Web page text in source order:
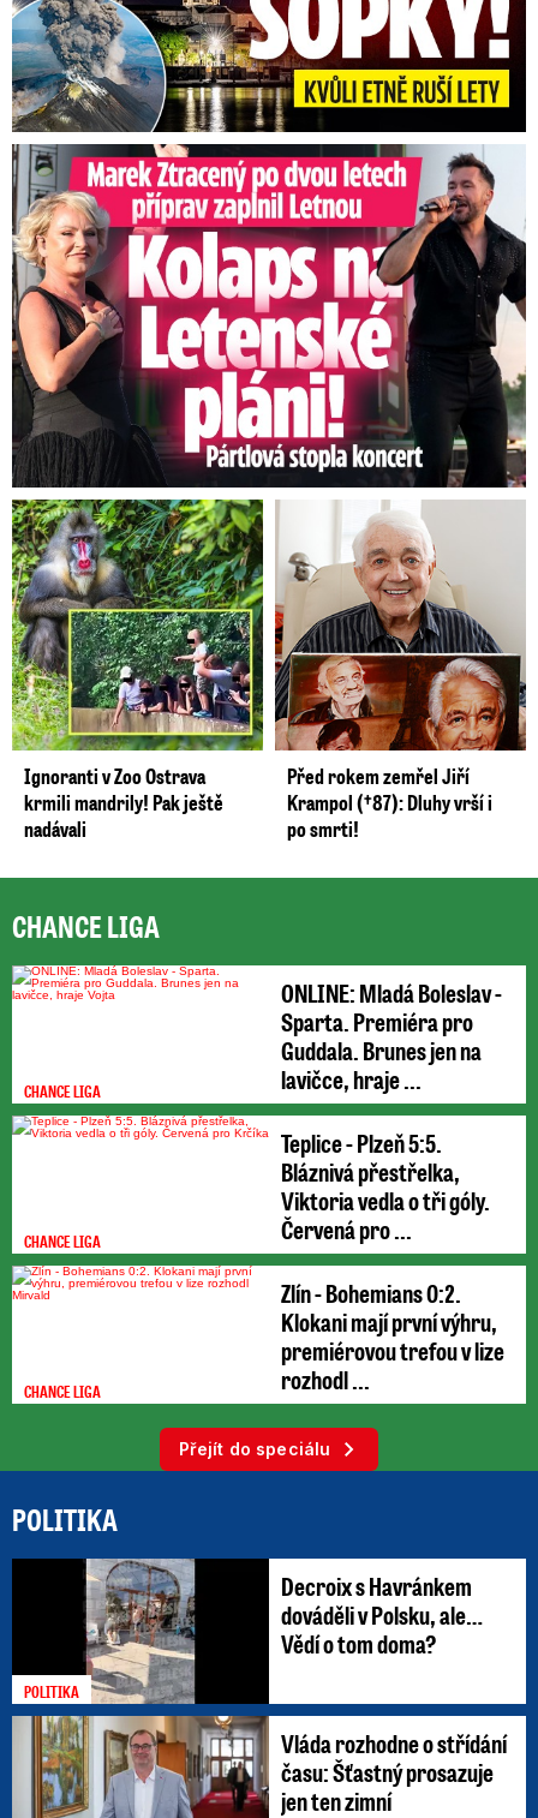
Marek Ztracený na Letné: Pártlová stopla koncert
Ignoranti v Zoo Ostrava
krmili mandrily! Pak ještě
nadávali
Před rokem zemřel Jiří
Krampol (†87): Dluhy vrší i
po smrti!
CHANCE LIGA
CHANCE LIGA
ONLINE: Mladá Boleslav -
Sparta. Premiéra pro
Guddala. Brunes jen na
lavičce, hraje ...
CHANCE LIGA
Teplice - Plzeň 5:5.
Bláznivá přestřelka,
Viktoria vedla o tři góly.
Červená pro ...
CHANCE LIGA
Zlín - Bohemians 0:2.
Klokani mají první výhru,
premiérovou trefou v lize
rozhodl ...
Přejít do speciálu
POLITIKA
POLITIKA
Decroix s Havránkem
dováděli v Polsku, ale…
Vědí o tom doma?
Vláda rozhodne o střídání
času: Šťastný prosazuje
jen ten zimní